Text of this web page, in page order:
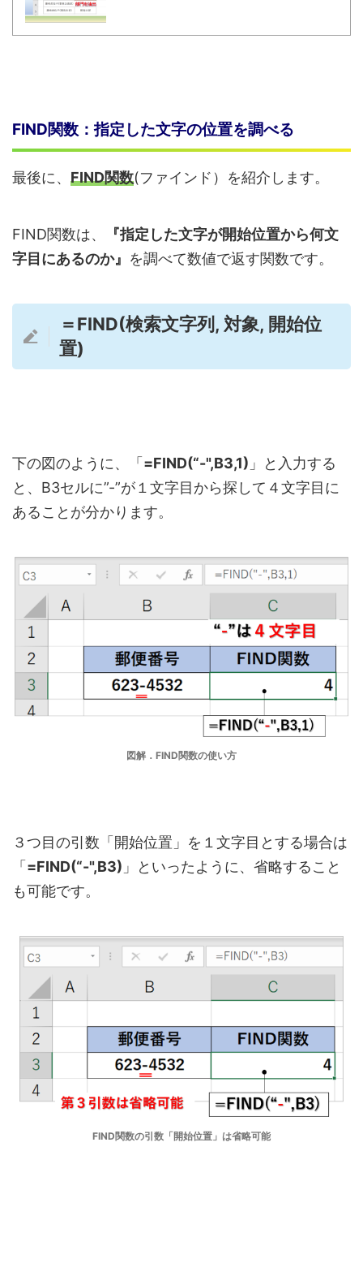
FIND関数：指定した文字の位置を調べる
最後に、 FIND関数(ファインド）を紹介します。
FIND関数は、
『指定した文字が開始位置から何文
字目にあるのか』 を調べて数値で返す関数です。
＝FIND(検索文字列, 対象, 開始位
置)
下の図のように、「=FIND(“-",B3,1) 」と入力する
と、B3セルに”-”が１文字目から探して４文字目に
あることが分かります。
図解．FIND関数の使い方
３つ目の引数「開始位置」を１文字目とする場合は
「=FIND(“-",B3) 」といったように、省略すること
も可能です。
FIND関数の引数「開始位置」は省略可能